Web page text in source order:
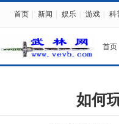
首页 新闻 娱乐 游戏 科
首页
如何